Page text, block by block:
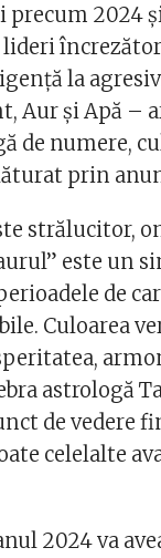
2024
lideri
la
Aur și Apă –
de numere,
prin
strălucitor,
este un
de
Culoarea
astrologă
de vedere
celelalte
2024 va